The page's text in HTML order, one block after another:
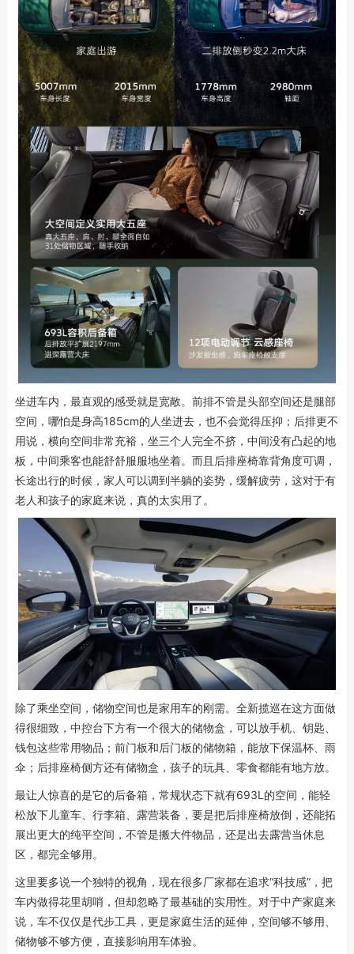
坐进车内，最直观的感受就是宽敞。前排不管是头部空间还是腿部
空间，哪怕是身高185cm的人坐进去，也不会觉得压抑；后排更不
用说，横向空间非常充裕，坐三个人完全不挤，中间没有凸起的地
板，中间乘客也能舒舒服服地坐着。而且后排座椅靠背角度可调，
长途出行的时候，家人可以调到半躺的姿势，缓解疲劳，这对于有
老人和孩子的家庭来说，真的太实用了。
除了乘坐空间，储物空间也是家用车的刚需。全新揽巡在这方面做
得很细致，中控台下方有一个很大的储物盒，可以放手机、钥匙、
钱包这些常用物品；前门板和后门板的储物箱，能放下保温杯、雨
伞；后排座椅侧方还有储物盒，孩子的玩具、零食都能有地方放。
最让人惊喜的是它的后备箱，常规状态下就有693L的空间，能轻
松放下儿童车、行李箱、露营装备，要是把后排座椅放倒，还能拓
展出更大的纯平空间，不管是搬大件物品，还是出去露营当休息
区，都完全够用。
这里要多说一个独特的视角，现在很多厂家都在追求“科技感”，把
车内做得花里胡哨，但却忽略了最基础的实用性。对于中产家庭来
说，车不仅仅是代步工具，更是家庭生活的延伸，空间够不够用、
储物够不够方便，直接影响用车体验。